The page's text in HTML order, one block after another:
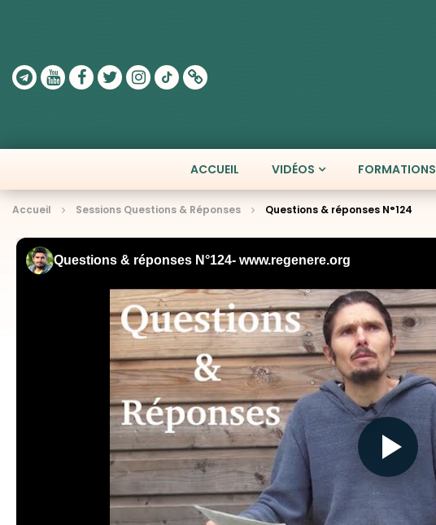
ACCUEIL VIDÉOS FORMATIONS
Accueil Sessions Questions & Réponses Questions & réponses N°124